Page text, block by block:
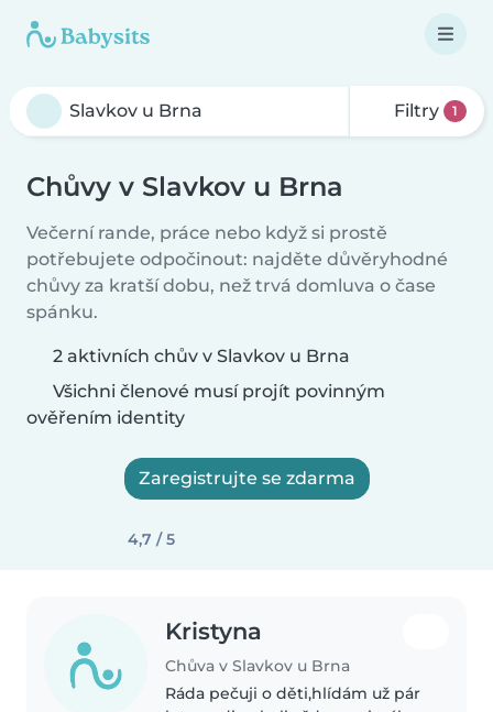
Filtry 1
Chůvy v Slavkov u Brna
Večerní rande, práce nebo když si prostě
potřebujete odpočinout: najděte důvěryhodné
chůvy za kratší dobu, než trvá domluva o čase
spánku.
2 aktivních chův v Slavkov u Brna
Všichni členové musí projít povinným
ověřením identity
Zaregistrujte se zdarma
4,7 / 5
Kristyna
Chůva v Slavkov u Brna
Ráda pečuji o děti,hlídám už pár